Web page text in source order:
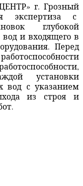
г. Грозный
экспертиза с
глубокой
и входящего в
Перед
установки
вод с указанием
из строя и